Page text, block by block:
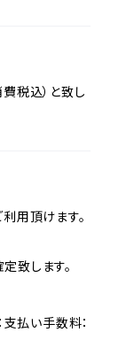
税込）と致し
用頂けます。
致します。
払い手数料：